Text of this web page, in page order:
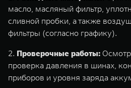
масло, масляный фильтр,
сливной пробки, а также
фильтры (согласно графику).
Проверочные работы:
проверка давления в шинах,
приборов и уровня заряда